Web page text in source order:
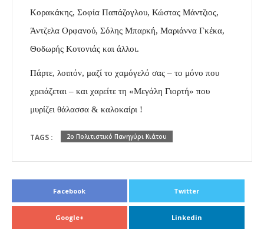
Κορακάκης, Σοφία Παπάζογλου, Κώστας Μάντζιος,
Άντζελα Ορφανού, Σόλης Μπαρκή, Μαριάννα Γκέκα,
Θοδωρής Κοτονιάς και άλλοι.
Πάρτε, λοιπόν, μαζί το χαμόγελό σας – το μόνο που
χρειάζεται – και χαρείτε τη «Μεγάλη Γιορτή» που
μυρίζει θάλασσα & καλοκαίρι !
TAGS : 2ο Πολιτιστικό Πανηγύρι Κιάτου
Facebook Twitter
Google+ Linkedin